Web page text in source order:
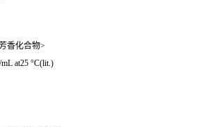
香化合物>
at25 °C(lit.)